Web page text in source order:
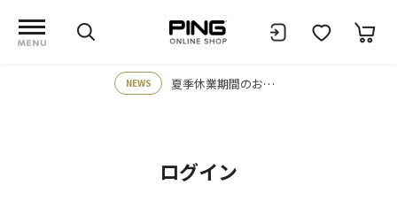
NEWS 夏季休業期間のお知らせ
ログイン